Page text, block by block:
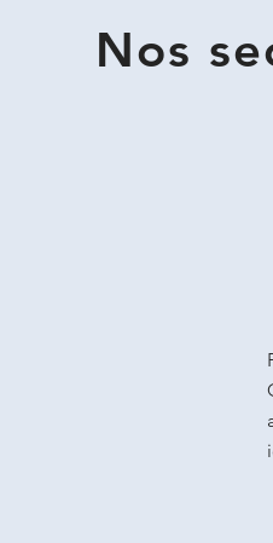
Nos